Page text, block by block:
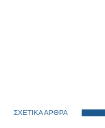
ΣΧΕΤΙΚΑ ΑΡΘΡΑ